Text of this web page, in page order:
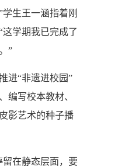
生王一涵指着刚
学期我已完成了
”
“非遗进校园”
编写校本教材、
影艺术的种子播
在静态层面，要